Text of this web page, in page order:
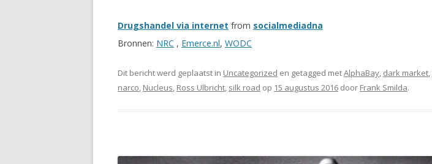
Drugshandel via internet from socialmediadna
Bronnen: NRC , Emerce.nl, WODC
Dit bericht werd geplaatst in Uncategorized en getagged metAlphaBay, dark market,
narco, Nucleus, Ross Ulbricht, silk road op 15 augustus 2016 door Frank Smilda.